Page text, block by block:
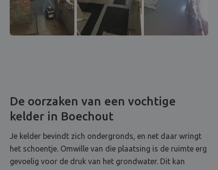
De oorzaken van een vochtige
kelder in Boechout
Je kelder bevindt zich ondergronds, en net daar wringt
het schoentje. Omwille van die plaatsing is de ruimte erg
gevoelig voor de druk van het grondwater. Dit kan